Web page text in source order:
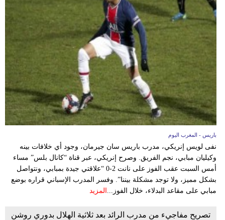
باريس - المغرب اليوم
نفى لويس إنريكي، مدرب باريس سان جيرمان، وجود أي خلافات بينه
وكيليان مبابي، نجم الفريق. وصرح إنريكي، عبر قناة “كانال بلس” مساء
أمس السبت عقب الفوز على نانت 2-0 “علاقتي جيدة بمبابي، ونتواصل
بشكل مميز، ولا توجد مشكلة بيننا”. وفسر المدرب الإسباني قراره بوضع
مبابي على مقاعد البدلاء، خلال الفوز... المزيد
تصريح مفاجيء من مدرب الرائد بعد ثلاثية الهلال بدوري روشن